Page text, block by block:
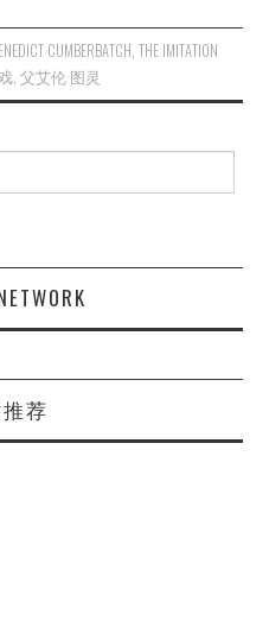
CUMBERBATCH, THE IMITATION
,父艾伦·图灵
荐